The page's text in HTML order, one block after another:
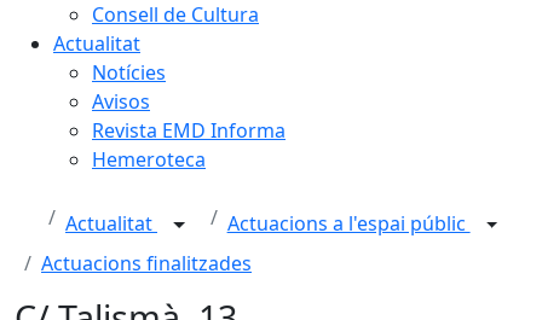
Consell de Cultura
Actualitat
Notícies
Avisos
Revista EMD Informa
Hemeroteca
Actualitat
Actuacions a l'espai públic
Actuacions finalitzades